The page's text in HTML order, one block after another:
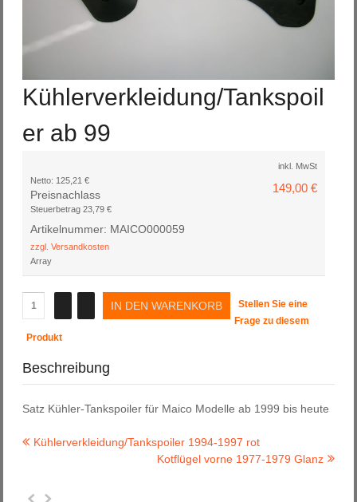
Kühlerverkleidung/Tankspoil
er ab 99
inkl. MwSt
149,00 €
Netto: 125,21 €
Preisnachlass
Steuerbetrag 23,79 €
Artikelnummer: MAICO000059
zzgl. Versandkosten
Array
Stellen Sie eine
Frage zu diesem
Produkt
Beschreibung
Satz Kühler-Tankspoiler für Maico Modelle ab 1999 bis heute
Kühlerverkleidung/Tankspoiler 1994-1997 rot
Kotflügel vorne 1977-1979 Glanz